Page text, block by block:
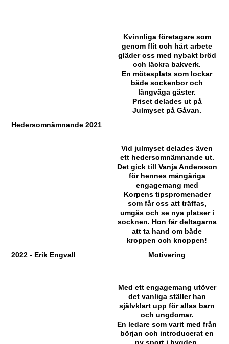
Kvinnliga företagare som
genom flit och hårt arbete
gläder oss med nybakt bröd
och läckra bakverk.
En mötesplats som lockar
både sockenbor och
långväga gäster.
Priset delades ut på
Julmyset på Gåvan.
Hedersomnämnande 2021
Vid julmyset delades även
ett hedersomnämnande ut.
Det gick till Vanja Andersson
för hennes mångåriga
engagemang med
Korpens tipspromenader
som får oss att träffas,
umgås och se nya platser i
socknen. Hon får deltagarna
att ta hand om både
kroppen och knoppen!
2022 - Erik Engvall
Motivering
Med ett engagemang utöver
det vanliga ställer han
självklart upp för allas barn
och ungdomar.
En ledare som varit med från
början och introducerat en